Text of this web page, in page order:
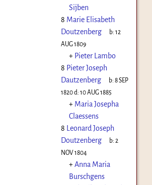
Sijben
8 Marie Elisabeth
Doutzenberg
b:12
AUG 1809
+ Pieter Lambo
8 Pieter Joseph
Dautzenberg
b:8 SEP
1820d: 10 AUG 1885
+ Maria Josepha
Claessens
8 Leonard Joseph
Doutzenberg
b:2
NOV 1804
+Anna Maria
Burschgens